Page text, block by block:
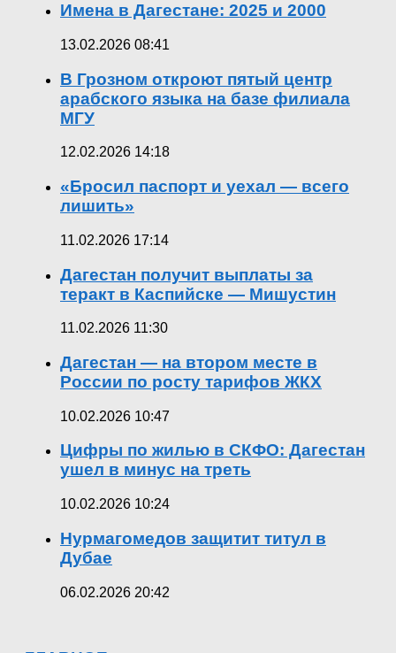
Имена в Дагестане: 2025 и 2000
13.02.2026 08:41
В Грозном откроют пятый центр
арабского языка на базе филиала
МГУ
12.02.2026 14:18
«Бросил паспорт и уехал — всего
лишить»
11.02.2026 17:14
Дагестан получит выплаты за
теракт в Каспийске — Мишустин
11.02.2026 11:30
Дагестан — на втором месте в
России по росту тарифов ЖКХ
10.02.2026 10:47
Цифры по жилью в СКФО: Дагестан
ушел в минус на треть
10.02.2026 10:24
Нурмагомедов защитит титул в
Дубае
06.02.2026 20:42